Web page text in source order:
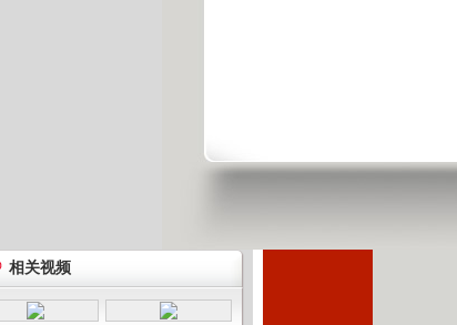
相关视频